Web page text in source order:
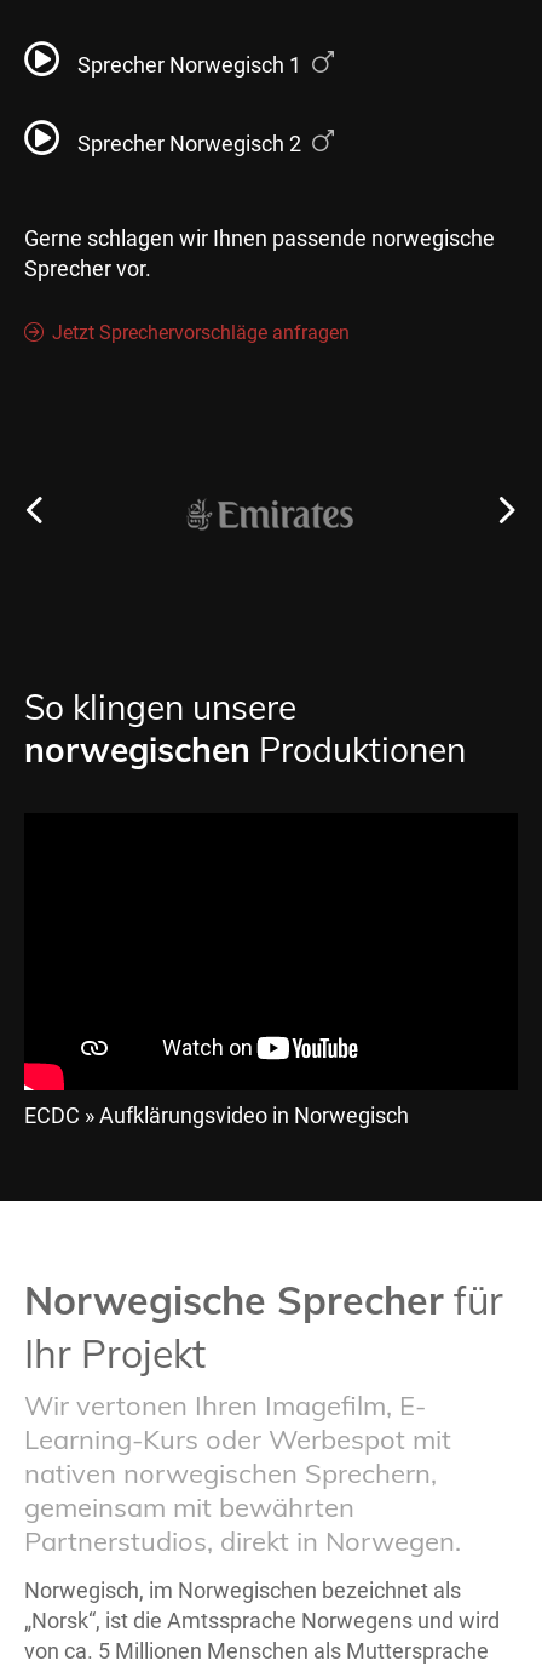
Sprecher Norwegisch 1
Sprecher Norwegisch 2
Gerne schlagen wir Ihnen passende norwegische
Sprecher vor.
Jetzt Sprechervorschläge anfragen
So klingen unsere
norwegischen Produktionen
ECDC » Aufklärungsvideo in Norwegisch
Norwegische Sprecher für
Ihr Projekt
Wir vertonen Ihren Imagefilm, E-
Learning-Kurs oder Werbespot mit
nativen norwegischen Sprechern,
gemeinsam mit bewährten
Partnerstudios, direkt in Norwegen.
Norwegisch, im Norwegischen bezeichnet als
„Norsk“, ist die Amtssprache Norwegens und wird
von ca. 5 Millionen Menschen als Muttersprache